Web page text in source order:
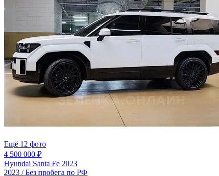
Ещё 12 фото
4 500 000 ₽
Hyundai Santa Fe 2023
2023 / Без пробега по РФ